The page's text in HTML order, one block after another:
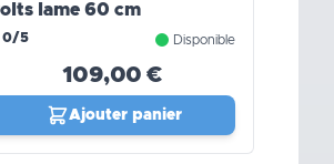
lame 60 cm
0/5 Disponible
109,00 €
Ajouter panier